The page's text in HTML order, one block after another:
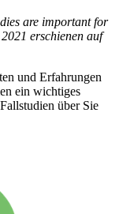
are important for
erschienen auf
und Erfahrungen
ein wichtiges
über Sie